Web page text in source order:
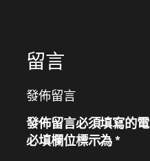
留言
發佈留言
發佈留言必須填寫的
必填欄位標示為*